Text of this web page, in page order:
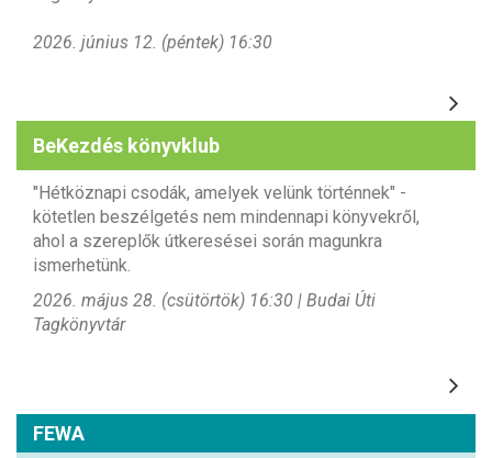
2026. június 12. (péntek) 16:30
BeKezdés könyvklub
"Hétköznapi csodák, amelyek velünk történnek" -
kötetlen beszélgetés nem mindennapi könyvekről,
ahol a szereplők útkeresései során magunkra
ismerhetünk.
2026. május 28. (csütörtök) 16:30 | Budai Úti
Tagkönyvtár
FEWA